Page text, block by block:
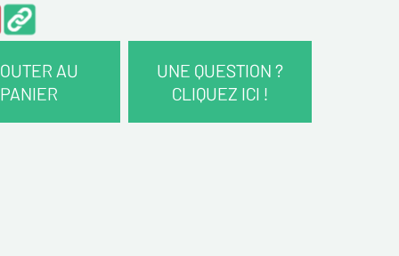
AU
PANIER
UNE QUESTION ?
CLIQUEZ ICI !